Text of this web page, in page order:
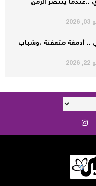
ينتصر الزمن
متعفنة ،وشباب